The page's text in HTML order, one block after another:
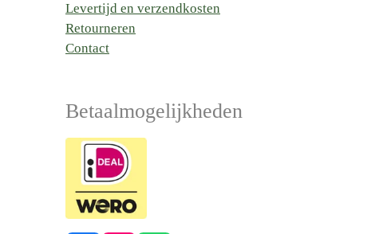
Levertijd en verzendkosten
Retourneren
Contact
Betaalmogelijkheden